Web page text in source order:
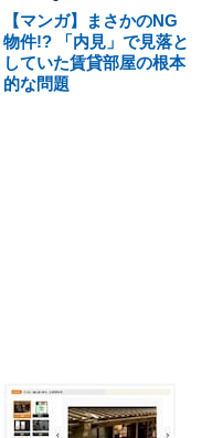
【マンガ】まさかのNG
物件!? 「内見」で見落と
していた賃貸部屋の根本
的な問題